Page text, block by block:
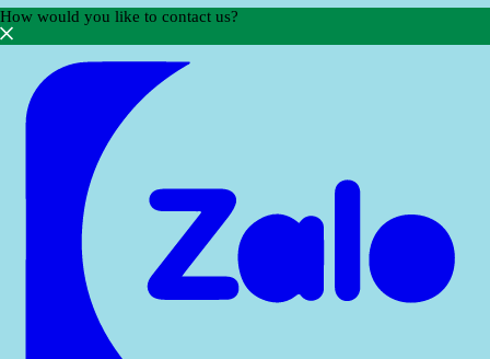
How would you like to contact us?